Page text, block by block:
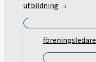
utbildning
föreningsledare